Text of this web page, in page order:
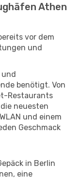
Athen
vor dem
und
und
benötigt. Von
Restaurants
neuesten
und einem
Geschmack
in Berlin
eine